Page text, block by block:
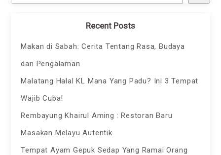
Recent Posts
Makan di Sabah: Cerita Tentang Rasa, Budaya
dan Pengalaman
Malatang Halal KL Mana Yang Padu? Ini 3 Tempat
Wajib Cuba!
Rembayung Khairul Aming : Restoran Baru
Masakan Melayu Autentik
Tempat Ayam Gepuk Sedap Yang Ramai Orang